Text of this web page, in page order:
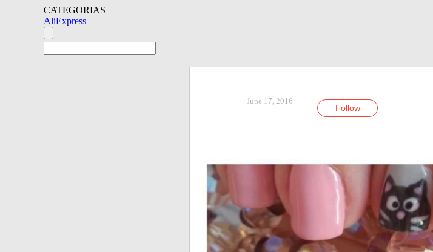
CATEGORIAS
AliExpress
June 17, 2016
Follow